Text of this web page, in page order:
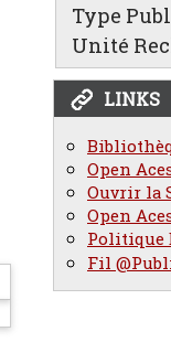
Type
Unité
LINKS
Open
Ouvrir la
Open
Politique
Fil